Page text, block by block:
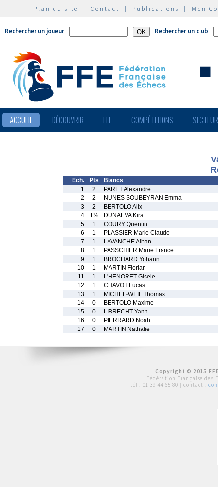
Plan du site | Contact | Publications | Mon
Rechercher un joueur Rechercher un club
ACCUEIL DÉCOUVRIR FFE COMPÉTITIONS
Ech. Pts
Blancs
1
2
PARET Alexandre
2
2
NUNES SOUBEYRAN Emma
3
2
BERTOLO Alix
4
1½
DUNAEVA Kira
5
1
COURY Quentin
6
1
PLASSIER Marie Claude
7
1
LAVANCHE Alban
8
1
PASSCHIER Marie France
9
1
BROCHARD Yohann
10
1
MARTIN Florian
11
1
L'HENORET Gisele
12
1
CHAVOT Lucas
13
1
MICHEL-WEIL Thomas
14
0
BERTOLO Maxime
15
0
LIBRECHT Yann
16
0
PIERRARD Noah
17
0 MARTIN Nathalie
Copyright © 2015
Fédération Française des
tél : 01 39 44 65 80 | contact :